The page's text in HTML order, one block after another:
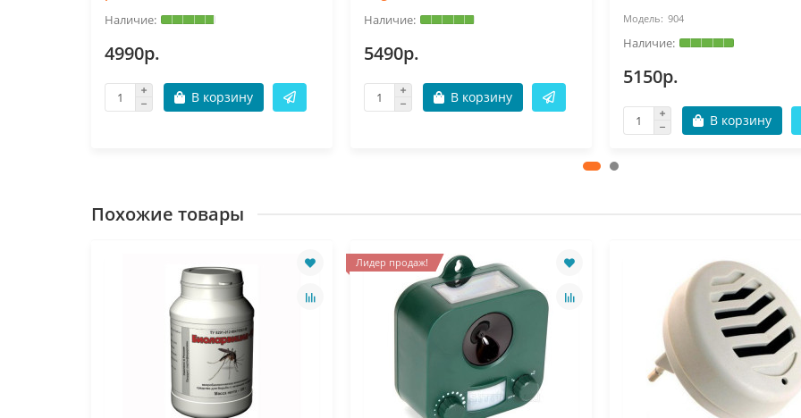
4990р.
В корзину
5490р.
В корзину
904
5150р.
В корзину
Похожие товары
Лидер продаж!